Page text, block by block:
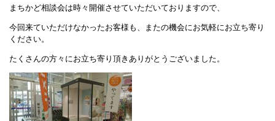
まちかど相談会は時々開催させていただいておりますので、
今回来ていただけなかったお客様も、またの機会にお気軽にお立ち寄り
ください。
たくさんの方々にお立ち寄り頂きありがとうございました。